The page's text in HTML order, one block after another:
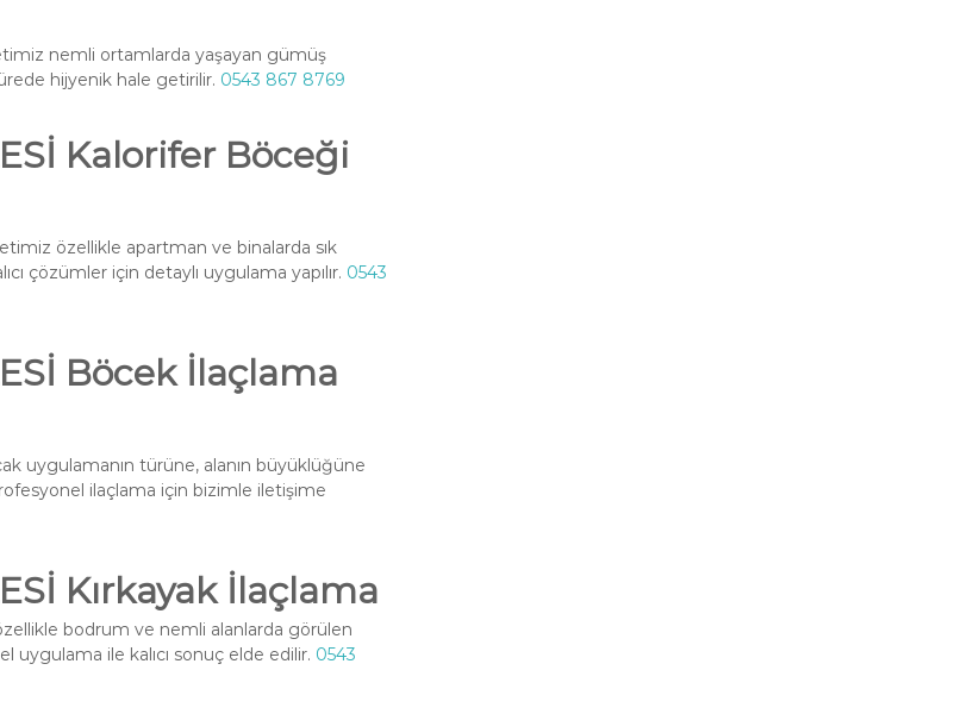
nemli ortamlarda yaşayan gümüş
hijyenik hale getirilir. 0543 867 8769
Kalorifer Böceği
özellikle apartman ve binalarda sık
çözümler için detaylı uygulama yapılır. 0543
Böcek İlaçlama
uygulamanın türüne, alanın büyüklüğüne
ilaçlama için bizimle iletişime
Kırkayak İlaçlama
bodrum ve nemli alanlarda görülen
uygulama ile kalıcı sonuç elde edilir. 0543